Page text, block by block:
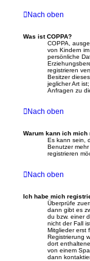
Nach oben
Was ist COPPA?
COPPA,
von Kindern
persönliche
registrieren
Besitzer
jeglicher Art
Anfragen zu
Nach oben
Warum kann ich
Es kann sein,
Benutzer
registrieren
Nach oben
Ich habe mich
Überprüfe
dann gibt es
du bzw. einer
nicht der Fall
Mitglieder erst
Registrierung
dort
von einem
dann